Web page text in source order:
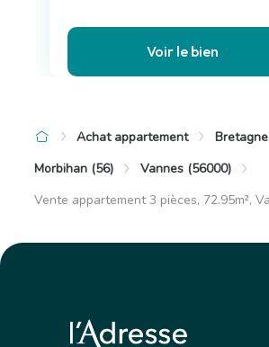
Voir le bien
Achat appartement
Bretagne
Morbihan (56)
Vannes (56000)
Vente appartement 3 pièces, 72.95m²,